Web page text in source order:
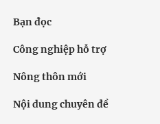
Bạn đọc
Công nghiệp hỗ trợ
Nông thôn mới
Nội dung chuyên đề